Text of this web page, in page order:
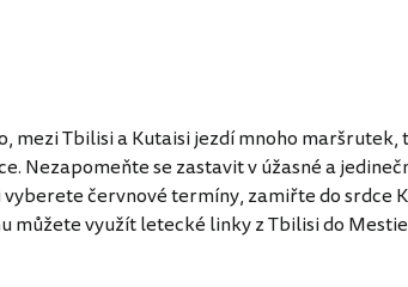
mezi Tbilisi a Kutaisi jezdí mnoho maršrutek,
Nezapomeňte se zastavit v úžasné a
červnové termíny, zamiřte do srdce
můžete využít letecké linky z Tbilisi do